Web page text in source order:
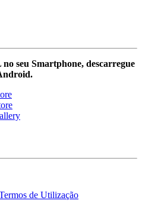
seu Smartphone, descarregue
de Utilização